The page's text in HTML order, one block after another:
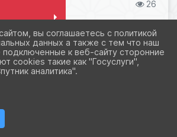
26
ФОТО
вы соглашаетесь с политикой
данных а также с тем что наш
подключенные к веб-сайту сторонние
cookies такие как "Госуслуги",
аналитика".